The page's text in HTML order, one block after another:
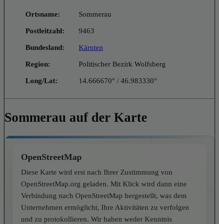
Ortsname: Sommerau
Postleitzahl: 9463
Bundesland: Kärnten
Region: Politischer Bezirk Wolfsberg
Long/Lat: 14.666670° / 46.983330°
Sommerau auf der Karte
OpenStreetMap
Diese Karte wird erst nach Ihrer Zustimmung von
OpenStreetMap.org geladen. Mit Klick wird dann eine
Verbindung nach OpenStreetMap hergestellt, was dem
Unternehmen ermöglicht, Ihre Aktivitäten zu verfolgen
und zu protokollieren. Wir haben weder Kenntnis